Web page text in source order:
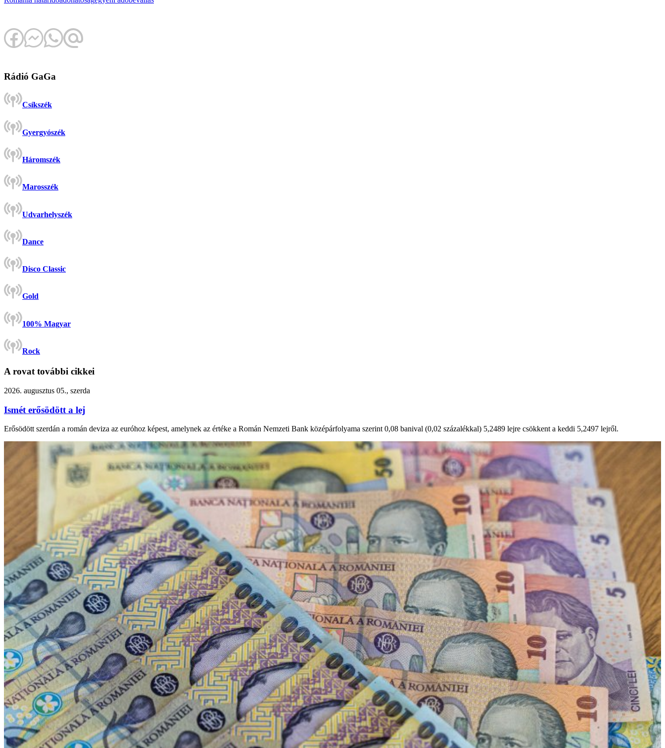
Rádió GaGa
Csíkszék
Gyergyószék
Háromszék
Marosszék
Udvarhelyszék
Dance
Disco Classic
Gold
100% Magyar
Rock
A rovat további cikkei
2026. augusztus 05., szerda
Ismét erősödött a lej
Erősödött szerdán a román deviza az euróhoz képest, amelynek az értéke a Román Nemzeti Bank középárfolyama szerint 0,08 banival (0,02 százalékkal) 5,2489 lejre csökkent a keddi 5,2497 lejről.